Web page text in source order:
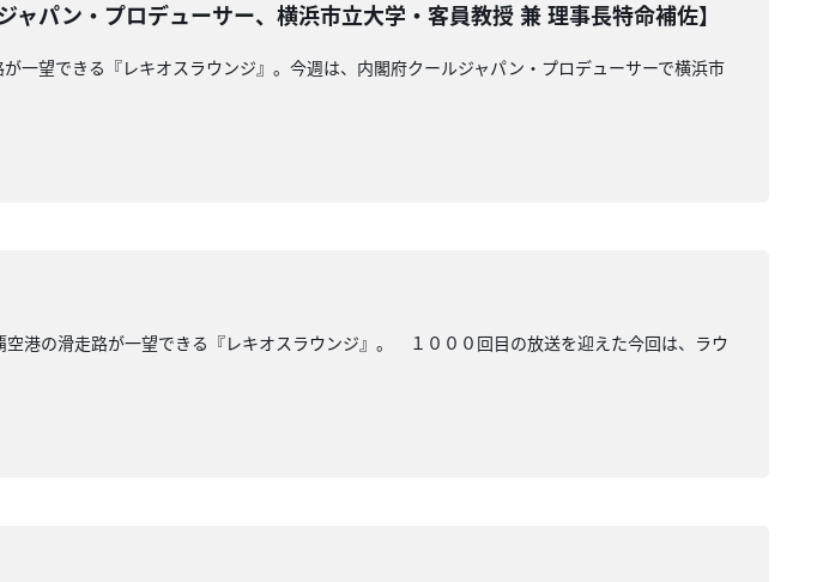
パン・プロデューサー、横浜市立大学・客員教授 兼 理事長特命補佐】
一望できる『レキオスラウンジ』。今週は、内閣府クールジャパン・プロデューサーで横浜市
港の滑走路が一望できる『レキオスラウンジ』。 １０００回目の放送を迎えた今回は、ラウ